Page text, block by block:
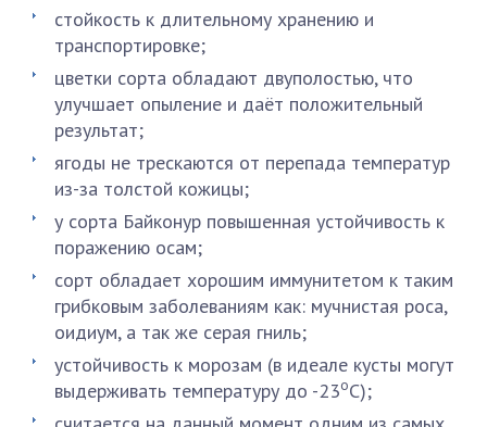
стойкость к длительному хранению и
транспортировке;
цветки сорта обладают двуполостью, что
улучшает опыление и даёт положительный
результат;
ягоды не трескаются от перепада температур
из-за толстой кожицы;
у сорта Байконур повышенная устойчивость к
поражению осам;
сорт обладает хорошим иммунитетом к таким
грибковым заболеваниям как: мучнистая роса,
оидиум, а так же серая гниль;
устойчивость к морозам (в идеале кусты могут
выдерживать температуру до -23оС);